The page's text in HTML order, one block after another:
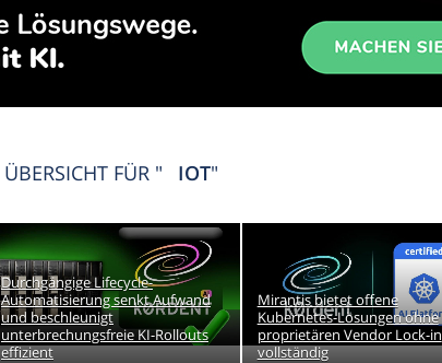
ÜBERSICHT FÜR " IOT"
Durchgängige Lifecycle-
Automatisierung senkt Aufwand
und beschleunigt
unterbrechungsfreie KI-Rollouts
effizient
Mirantis bietet offene
Kubernetes-Lösungen ohne
proprietären Vendor Lock-in
vollständig